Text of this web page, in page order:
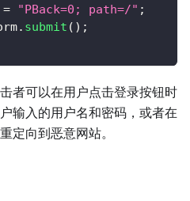
= "PBack=0; path=/" ;
. submit ( ) ;
者可以在用户点击登录按钮时
输入的用户名和密码，或者在
定向到恶意网站。